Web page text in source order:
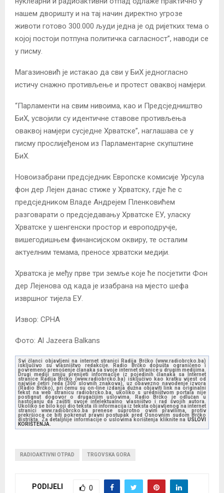
нашем дворишту и на тај начин директно угрозе
животи готово 300.000 људи једна је од ријетких тема о
којој постоји потпуна политичка сагласност”, наводи се
у писму.
Магазиновић је истакао да сви у БиХ једногласно
истичу снажно противљење и протест оваквој намјери.
“Парламенти на свим нивоима, као и Предсједништво
БиХ, усвојили су идентичне ставове противљења
оваквој намјери сусједне Хрватске”, наглашава се у
писму прослијеђеном из Парламентарне скупштине
БиХ.
Новоизабрани предсједник Европске комисије Урсула
фон дер Лејен данас стиже у Хрватску, гдје ће с
предсједником Владе Андрејем Пленковићем
разговарати о предсједавању Хрватске ЕУ, уласку
Хрватске у шенгенски простор и европодручје,
вишегодишњем финансијском оквиру, те осталим
актуелним темама, преносе хрватски медији.
Хрватска је међу прве три земље које ће посјетити Фон
дер Лејенова од када је изабрана на мјесто шефа
извршног тијела ЕУ.
Извор: СРНА
Фото: Al Jazeera Balkans
Svi članci objavljeni na internet stranici Radija Brčko (www.radiobrcko.ba)
isključivo su vlasništvo redakcije. Radio Brčko dopušta ograničeno i
povremeno prenošenje članaka sa svoje internet stranice u drugim medijima.
Drugi mediji smiju prenijeti informacije iz pojedinih članaka sa Internet
stranice Radija Brčko (www.radiobrcko.ba) isključivo kao kratku vijest od
najviše četiri reda (300 slovnih znakova), uz obavezno navođenje izvora
(Radio Brčko), pri čemu su on-line izdanja dužna objaviti link na originalni
tekst na web stranicu radiobrcko.ba, ukoliko s uredništvom portala nije
postignut dogovor o drugačijim uslovima. Radio Brčko je odlučan u
nastojanju da zaštiti svoje intelektualno vlasništvo i rad svojih autora.
Ukoliko se bilo koji dio teksta ili informacija iz teksta objavljenog na internet
stranici www.radiobrcko.ba prenese suprotno ovim pravilima, protiv
prekršioca će biti pokrenut pravni postupak pred Osnovnim sudom Brčko
distrikta. Za detaljnije informacije o uslovima korištenja kliknite na USLOVI
KORIŠTENJA.
RADIOAKTIVNI OTPAD TRGOVSKA GORA
PODIJELI 0